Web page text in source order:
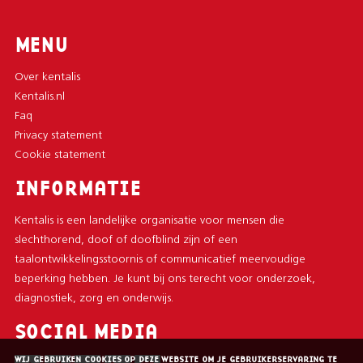
MENU
Over kentalis
Kentalis.nl
Faq
Privacy statement
Cookie statement
INFORMATIE
Kentalis is een landelijke organisatie voor mensen die
slechthorend, doof of doofblind zijn of een
taalontwikkelingsstoornis of communicatief meervoudige
beperking hebben. Je kunt bij ons terecht voor onderzoek,
diagnostiek, zorg en onderwijs.
SOCIAL MEDIA
WIJ GEBRUIKEN COOKIES OP DEZE WEBSITE OM JE GEBRUIKERSERVARING TE